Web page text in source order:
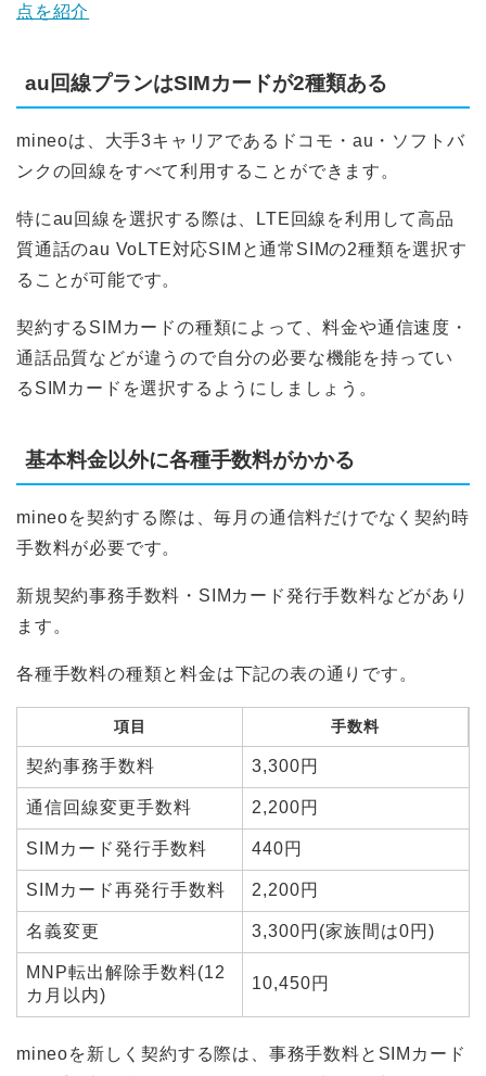
点を紹介
au回線プランはSIMカードが2種類ある
mineoは、大手3キャリアであるドコモ・au・ソフトバ
ンクの回線をすべて利用することができます。
特にau回線を選択する際は、LTE回線を利用して高品
質通話のau VoLTE対応SIMと通常SIMの2種類を選択す
ることが可能です。
契約するSIMカードの種類によって、料金や通信速度・
通話品質などが違うので自分の必要な機能を持ってい
るSIMカードを選択するようにしましょう。
基本料金以外に各種手数料がかかる
mineoを契約する際は、毎月の通信料だけでなく契約時
手数料が必要です。
新規契約事務手数料・SIMカード発行手数料などがあり
ます。
各種手数料の種類と料金は下記の表の通りです。
項目 手数料
契約事務手数料 3,300円
通信回線変更手数料 2,200円
SIMカード発行手数料 440円
SIMカード再発行手数料 2,200円
名義変更 3,300円(家族間は0円)
MNP転出解除手数料(12
カ月以内)
10,450円
mineoを新しく契約する際は、事務手数料とSIMカード